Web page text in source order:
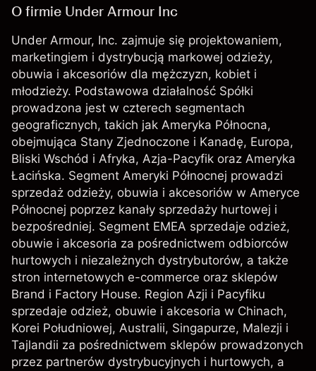
O firmie Under Armour Inc
Under Armour, Inc. zajmuje się projektowaniem,
marketingiem i dystrybucją markowej odzieży,
obuwia i akcesoriów dla mężczyzn, kobiet i
młodzieży. Podstawowa działalność Spółki
prowadzona jest w czterech segmentach
geograficznych, takich jak Ameryka Północna,
obejmująca Stany Zjednoczone i Kanadę, Europa,
Bliski Wschód i Afryka, Azja-Pacyfik oraz Ameryka
Łacińska. Segment Ameryki Północnej prowadzi
sprzedaż odzieży, obuwia i akcesoriów w Ameryce
Północnej poprzez kanały sprzedaży hurtowej i
bezpośredniej. Segment EMEA sprzedaje odzież,
obuwie i akcesoria za pośrednictwem odbiorców
hurtowych i niezależnych dystrybutorów, a także
stron internetowych e-commerce oraz sklepów
Brand i Factory House. Region Azji i Pacyfiku
sprzedaje odzież, obuwie i akcesoria w Chinach,
Korei Południowej, Australii, Singapurze, Malezji i
Tajlandii za pośrednictwem sklepów prowadzonych
przez partnerów dystrybucyjnych i hurtowych, a